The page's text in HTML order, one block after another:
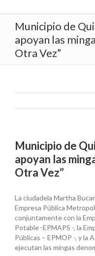
Municipio de
apoyan las
Otra Vez”
Municipio de
apoyan las
Otra Vez”
La ciudadela Martha
Empresa Pública
conjuntamente con la
Potable -EPMAPS -, la
Públicas – EPMOP -, y la
ejecutan las mingas